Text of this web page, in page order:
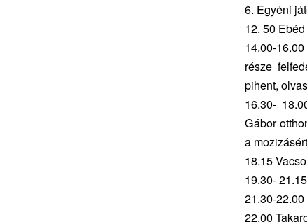
6. Egyéni
12. 50 Ebéd
14.00-
része
pihent,
16.30-
Gábor
a
18.15
19.30-
21.30-
22.00